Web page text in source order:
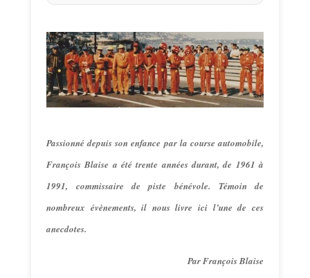
Passionné depuis son enfance par la course automobile,
François Blaise a été trente années durant, de 1961 à
1991, commissaire de piste bénévole. Témoin de
nombreux évènements, il nous livre ici l’une de ces
anecdotes.
Par François Blaise